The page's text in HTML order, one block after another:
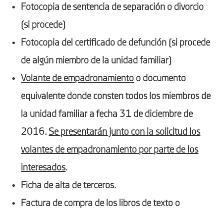
Fotocopia de sentencia de separación o divorcio
(si procede)
Fotocopia del certificado de defunción (si procede
de algún miembro de la unidad familiar)
Volante de empadronamiento o documento
equivalente donde consten todos los miembros de
la unidad familiar a fecha 31 de diciembre de
2016. Se presentarán junto con la solicitud los
volantes de empadronamiento por parte de los
interesados.
Ficha de alta de terceros.
Factura de compra de los libros de texto o